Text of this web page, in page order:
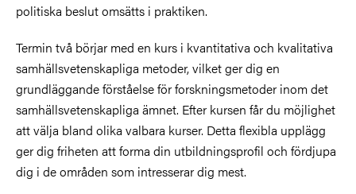
politiska beslut omsätts i praktiken.
Termin två börjar med en kurs i kvantitativa och kvalitativa
samhällsvetenskapliga metoder, vilket ger dig en
grundläggande förståelse för forskningsmetoder inom det
samhällsvetenskapliga ämnet. Efter kursen får du möjlighet
att välja bland olika valbara kurser. Detta flexibla upplägg
ger dig friheten att forma din utbildningsprofil och fördjupa
dig i de områden som intresserar dig mest.